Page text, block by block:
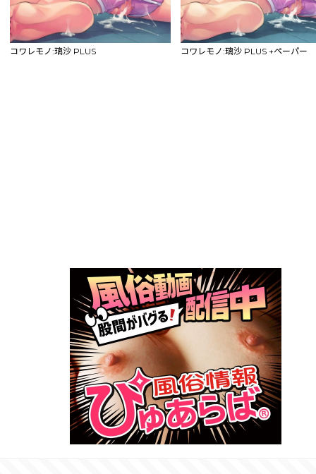
コワレモノ:璃沙 PLUS コワレモノ:璃沙 PLUS +ペーパー